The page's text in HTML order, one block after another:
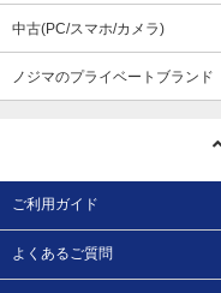
中古(PC/スマホ/カメラ)
ノジマのプライベートブランド
ご利用ガイド
よくあるご質問